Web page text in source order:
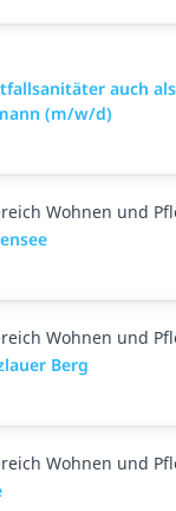
auch als
(m/w/d)
Wohnen und
Wohnen und
Berg
Wohnen und